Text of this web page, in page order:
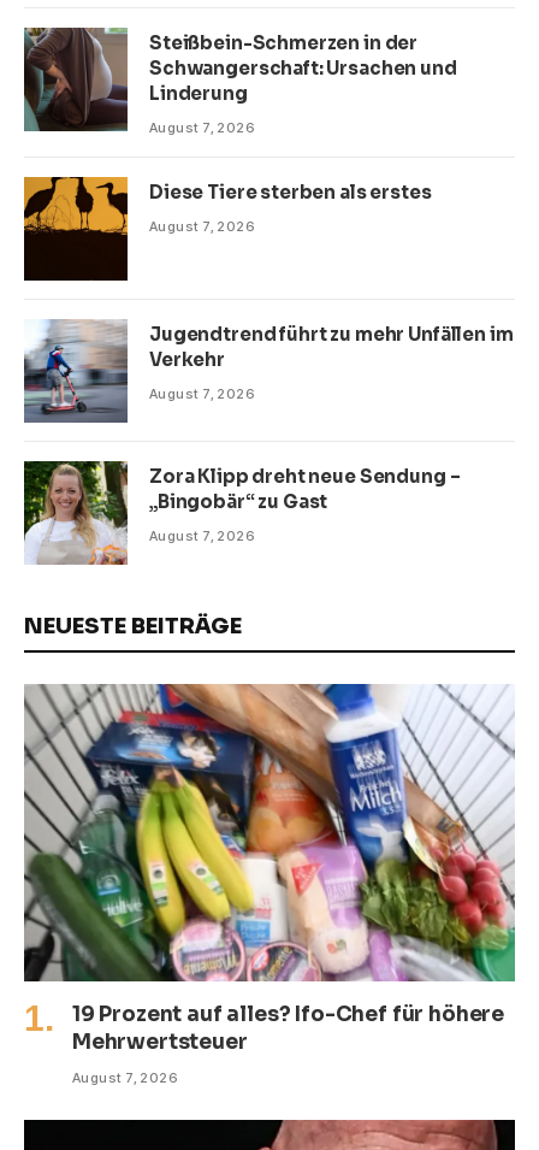
Steißbein-Schmerzen in der
Schwangerschaft: Ursachen und
Linderung
August 7, 2026
Diese Tiere sterben als erstes
August 7, 2026
Jugendtrend führt zu mehr Unfällen im
Verkehr
August 7, 2026
Zora Klipp dreht neue Sendung –
„Bingobär“ zu Gast
August 7, 2026
NEUESTE BEITRÄGE
19 Prozent auf alles? Ifo-Chef für höhere
Mehrwertsteuer
August 7, 2026